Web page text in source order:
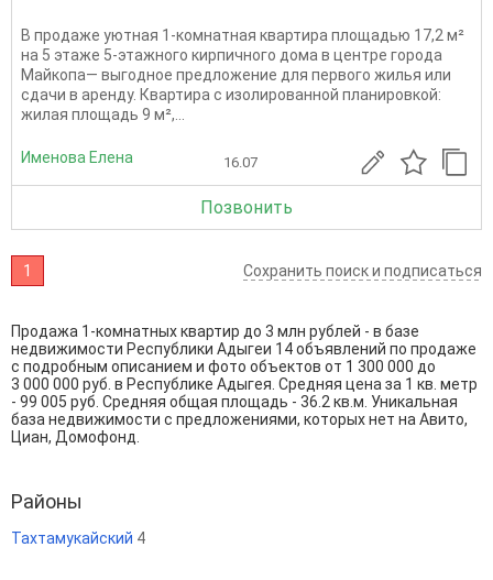
В продаже уютная 1‑комнатная квартира площадью 17,2 м²
на 5 этаже 5‑этажного кирпичного дома в центре города
Майкопа— выгодное предложение для первого жилья или
сдачи в аренду. Квартира с изолированной планировкой:
жилая площадь 9 м²,...
Именова Елена 16.07
Позвонить
1 Сохранить поиск и подписаться
Продажа 1-комнатных квартир до 3 млн рублей - в базе
недвижимости Республики Адыгеи 14 объявлений по продаже
с подробным описанием и фото объектов от 1 300 000 до
3 000 000 руб. в Республике Адыгея. Средняя цена за 1 кв. метр
- 99 005 руб. Средняя общая площадь - 36.2 кв.м. Уникальная
база недвижимости с предложениями, которых нет на Авито,
Циан, Домофонд.
Районы
Тахтамукайский 4